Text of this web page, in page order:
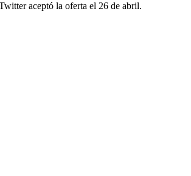
aceptó la oferta el 26 de abril.